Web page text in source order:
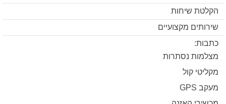
הקלטת שיחות
שירותים מקצועיים
כתבות:
מצלמות נסתרות
מקליטי קול
מעקב GPS